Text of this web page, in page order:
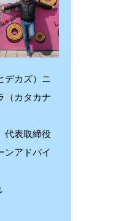
デカズ）ニ
（カタカナ
表取締役
ンアドバイ